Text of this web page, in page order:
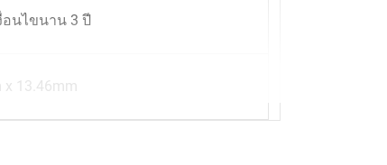
อนไขนาน 3 ปี
x 13.46mm